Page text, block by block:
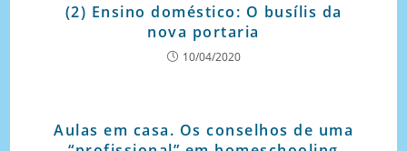
(2) Ensino doméstico: O busílis da
nova portaria
10/04/2020
Aulas em casa. Os conselhos de uma